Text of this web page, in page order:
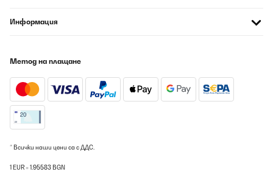
Информация
Метод на плащане
* Всички наши цени са с ДДС.
1 EUR = 1.95583 BGN